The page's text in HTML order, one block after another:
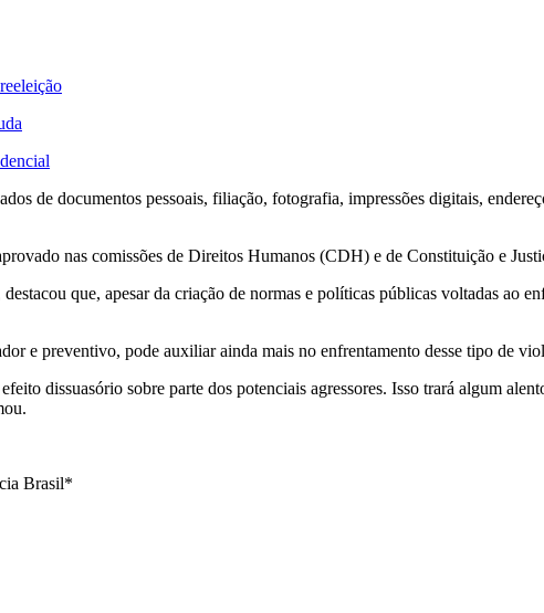
de documentos pessoais, filiação, fotografia, impressões digitais,
nas comissões de Direitos Humanos (CDH) e de Constituição e
que, apesar da criação de normas e políticas públicas voltadas ao
e preventivo, pode auxiliar ainda mais no enfrentamento desse tipo de
dissuasório sobre parte dos potenciais agressores. Isso trará algum
Brasil*